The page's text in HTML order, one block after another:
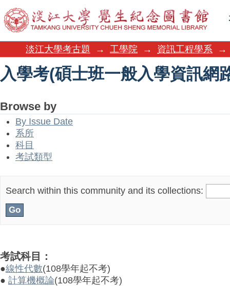
入學考(碩士班一般入學資訊網
淡江大學考古題 → 工學院 → 資訊工程學系 →
入學考(碩士班一般入學資訊網
Browse by
By Issue Date
系所
科目
考試類型
Search within this community and its collections:
考試科目：
●線性代數(108學年起不考)
● 計算機概論(108學年起不考)